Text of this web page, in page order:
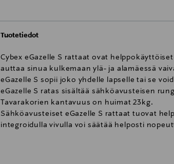
Tuotetiedot
Cybex eGazelle S rattaat ovat
auttaa sinua kulkemaan ylä- ja alamäessä
eGazelle S sopii joko yhdelle lapselle tai se
eGazelle S ratas sisältää sähköavusteisen
Tavarakorien kantavuus on huimat 23kg.
Sähköavusteiset eGazelle S rattaat tuovat
integroidulla vivulla voi säätää helposti
heijaamaan itsekseen, mikä auttaa lasta